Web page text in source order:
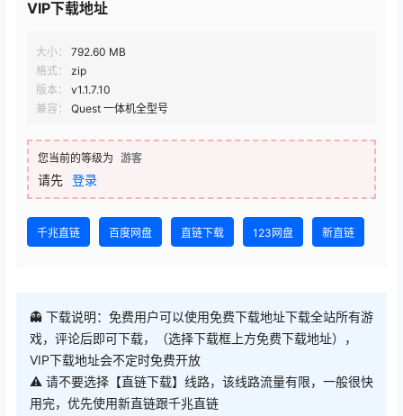
VIP下载地址
大小：
792.60 MB
格式：
zip
版本：
v1.1.7.10
兼容：
Quest 一体机全型号
您当前的等级为 游客
请先 登录
千兆直链 百度网盘 直链下载 123网盘 新直链
👻 下载说明：免费用户可以使用免费下载地址下载全站所有游
戏，评论后即可下载，（选择下载框上方免费下载地址），
VIP下载地址会不定时免费开放
⚠ 请不要选择【直链下载】线路，该线路流量有限，一般很快
用完，优先使用新直链跟千兆直链